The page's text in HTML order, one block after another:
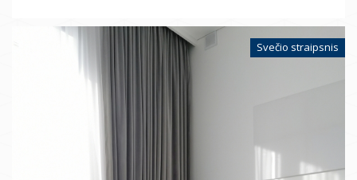
Svečio straipsnis